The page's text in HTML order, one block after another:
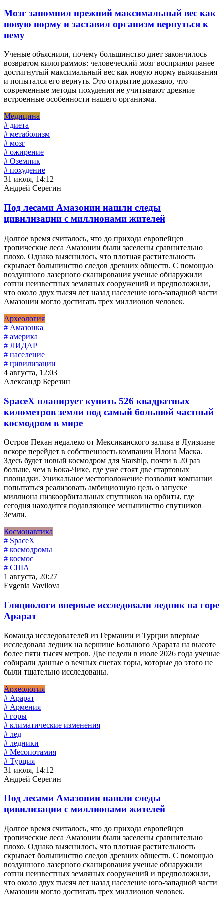
Мозг запомнил прежний максимальный вес как
новую норму и заставил организм вернуться к
нему
Ученые объяснили, почему большинство диет закончилось
возвратом килограммов: человеческий мозг воспринял ранее
достигнутый максимальный вес как новую норму выживания
и попытался его вернуть. Это открытие доказало, что
современные методы похудения не учитывают древние
встроенные особенности нашего организма.
Медицина
# диета
# метаболизм
# мозг
# ожирение
# Оземпик
# похудение
31 июля, 14:12
Андрей Серегин
Под лесами Амазонии нашли следы
цивилизации с миллионами жителей
Долгое время считалось, что до прихода европейцев
тропические леса Амазонии были заселены сравнительно
плохо. Однако выяснилось, что плотная растительность
скрывает большинство следов древних обществ. С помощью
воздушного лазерного сканирования ученые обнаружили
сотни неизвестных земляных сооружений и предположили,
что около двух тысяч лет назад население юго-западной части
Амазонии могло достигать трех миллионов человек.
Археология
# Амазонка
# америка
# ЛИДАР
# население
# цивилизации
4 августа, 12:03
Александр Березин
SpaceX планирует купить 526 квадратных
километров земли под самый большой частный
космодром в мире
Остров Пекан недалеко от Мексиканского залива в Луизиане
вскоре перейдет в собственность компании Илона Маска.
Здесь будет новый космодром для Starship, почти в 20 раз
больше, чем в Бока-Чике, где уже стоят две стартовых
площадки. Уникальное местоположение позволит компании
попытаться реализовать амбициозную цель о запуске
миллиона низкоорбитальных спутников на орбиты, где
сегодня находится подавляющее меньшинство спутников
Земли.
Космонавтика
# SpaceX
# космодромы
# космос
# США
1 августа, 20:27
Evgenia Vavilova
Гляциологи впервые исследовали ледник на горе
Арарат
Команда исследователей из Германии и Турции впервые
исследовала ледник на вершине Большого Арарата на высоте
более пяти тысяч метров. Две недели в июле 2026 года ученые
собирали данные о вечных снегах горы, которые до этого не
были тщательно исследованы.
Археология
# Арарат
# Армения
# горы
# климатические изменения
# лед
# ледники
# Месопотамия
# Турция
31 июля, 14:12
Андрей Серегин
Под лесами Амазонии нашли следы
цивилизации с миллионами жителей
Долгое время считалось, что до прихода европейцев
тропические леса Амазонии были заселены сравнительно
плохо. Однако выяснилось, что плотная растительность
скрывает большинство следов древних обществ. С помощью
воздушного лазерного сканирования ученые обнаружили
сотни неизвестных земляных сооружений и предположили,
что около двух тысяч лет назад население юго-западной части
Амазонии могло достигать трех миллионов человек.